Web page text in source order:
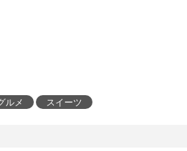
ルメ スイーツ